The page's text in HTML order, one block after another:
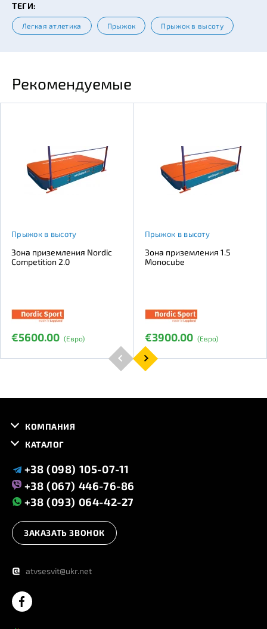
ТЕГИ:
Легкая атлетика Прыжок Прыжок в высоту
Рекомендуемые
Прыжок в высоту
Зона приземления Nordic
Competition 2.0
€5600.00 (Евро)
Прыжок в высоту
Зона приземления 1.5
Monocube
€3900.00 (Евро)
КОМПАНИЯ
КАТАЛОГ
+38 (098) 105-07-11
+38 (067) 446-76-86
+38 (093) 064-42-27
ЗАКАЗАТЬ ЗВОНОК
@ atvsesvit@ukr.net